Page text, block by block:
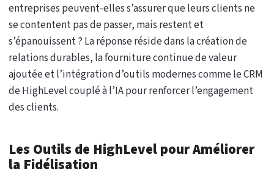
entreprises peuvent-elles s’assurer que leurs clients ne
se contentent pas de passer, mais restent et
s’épanouissent ? La réponse réside dans la création de
relations durables, la fourniture continue de valeur
ajoutée et l’intégration d’outils modernes comme le CRM
de HighLevel couplé à l’IA pour renforcer l’engagement
des clients.
Les Outils de HighLevel pour Améliorer
la Fidélisation